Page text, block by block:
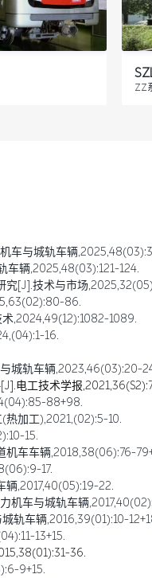
ZZ
车与城轨车辆
车辆,2025,48(03):121-124.
[J].技术与市场
86.
,2024,49(12):1082-1089.
16.
城轨车辆,2023,46(03):20-
电工技术学报
88+98.
热加工),2021,(02):5-10.
15.
机车车辆,2018,38(06):76-
17.
辆,2017,40(05):19-22.
机车与城轨车辆
轨车辆,2016,39(01):10-
13+15.
36.
9+15.